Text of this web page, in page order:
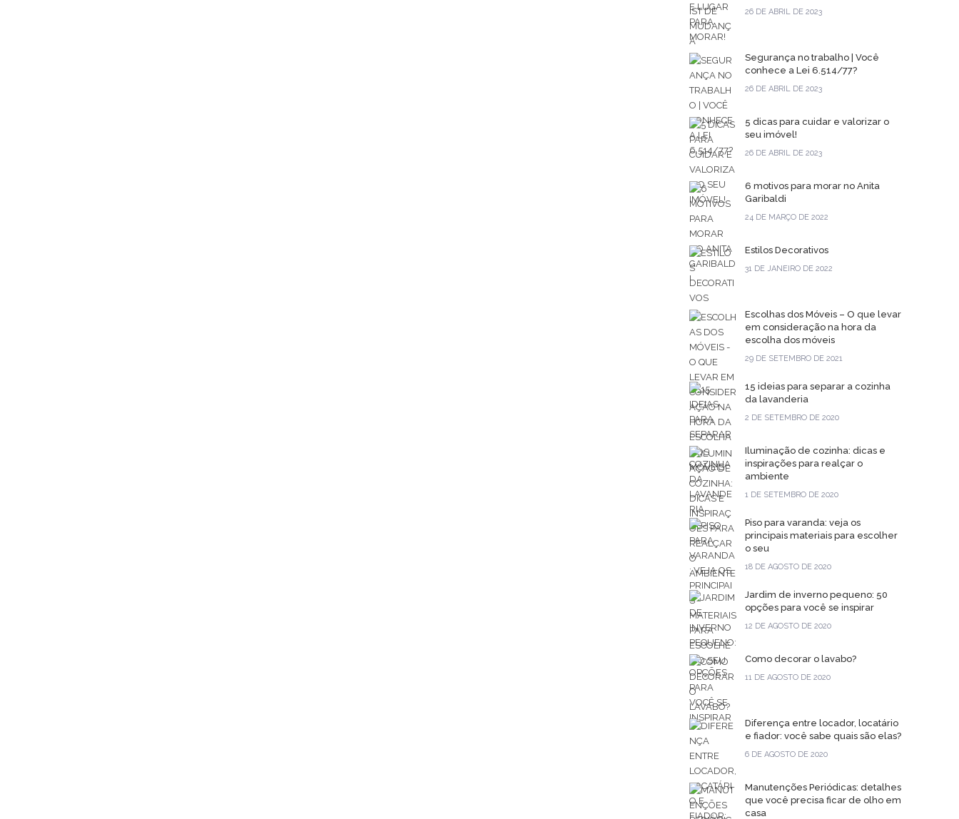
26 DE ABRIL DE 2023
Segurança no trabalho | Você
conhece a Lei 6.514/77?
26 DE ABRIL DE 2023
5 dicas para cuidar e valorizar o
seu imóvel!
26 DE ABRIL DE 2023
6 motivos para morar no Anita
Garibaldi
24 DE MARÇO DE 2022
Estilos Decorativos
31 DE JANEIRO DE 2022
Escolhas dos Móveis – O que levar
em consideração na hora da
escolha dos móveis
29 DE SETEMBRO DE 2021
15 ideias para separar a cozinha
da lavanderia
2 DE SETEMBRO DE 2020
Iluminação de cozinha: dicas e
inspirações para realçar o
ambiente
1 DE SETEMBRO DE 2020
Piso para varanda: veja os
principais materiais para escolher
o seu
18 DE AGOSTO DE 2020
Jardim de inverno pequeno: 50
opções para você se inspirar
12 DE AGOSTO DE 2020
Como decorar o lavabo?
11 DE AGOSTO DE 2020
Diferença entre locador, locatário
e fiador: você sabe quais são elas?
6 DE AGOSTO DE 2020
Manutenções Periódicas: detalhes
que você precisa ficar de olho em
casa